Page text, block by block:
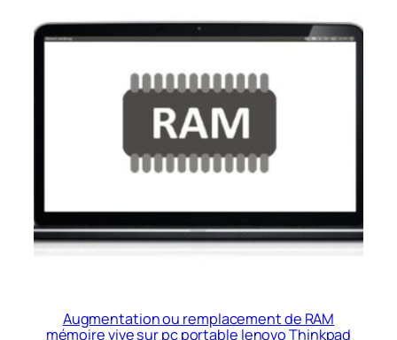
Augmentation ou remplacement de RAM
mémoire vive sur pc portable lenovo Thinkpad